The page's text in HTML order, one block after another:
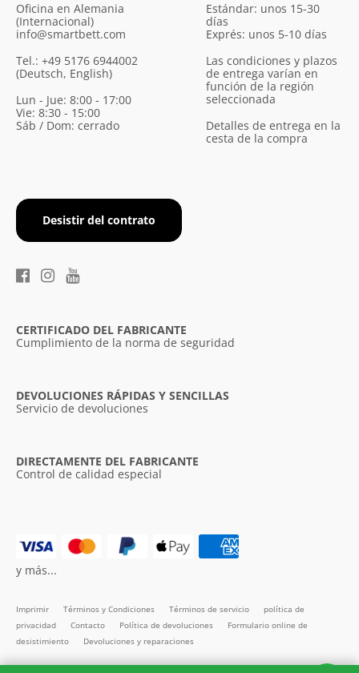
Oficina en Alemania
(Internacional)
info@smartbett.com
Tel.: +49 5176 6944002
(Deutsch, English)
Lun - Jue: 8:00 - 17:00
Vie: 8:30 - 15:00
Sáb / Dom: cerrado
Desistir del contrato
Estándar: unos 15-30
días
Exprés: unos 5-10 días
Las condiciones y plazos
de entrega varían en
función de la región
seleccionada
Detalles de entrega en la
cesta de la compra
CERTIFICADO DEL FABRICANTE
Cumplimiento de la norma de seguridad
DEVOLUCIONES RÁPIDAS Y SENCILLAS
Servicio de devoluciones
DIRECTAMENTE DEL FABRICANTE
Control de calidad especial
Imprimir Términos y Condiciones Términos de servicio
política de
privacidad
Contacto Política de devoluciones
Formulario online de
desistimiento
Devoluciones y reparaciones
y más...
Wir verwenden Cookies, um die
Benutzerfreundlichkeit unserer Website zu
Verwendung von Cookies gemäß unserer
Cookie-Richtlinie zu.Weitere Informationen
PERFORMANCE
FUNKTIONALITÄT
ALLE AKZEPTIEREN
ALLE ABLEHNEN